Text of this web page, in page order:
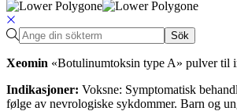
Sök
Xeomin «Botulinumtoksin type A» pulver til
Indikasjoner: Voksne: Symptomatisk
følge av nevrologiske sykdommer. Barn og